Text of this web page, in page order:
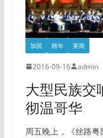
加国 精华 要闻
2016-09-16 admin
大型民族交
彻温哥华
周五晚上，《丝路